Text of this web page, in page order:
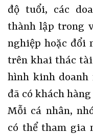
độ tuổi, các
thành lập trong
nghiệp hoặc đổi
trên khai thác
hình kinh doanh
đã có khách
Mỗi cá nhân,
có thể tham gia